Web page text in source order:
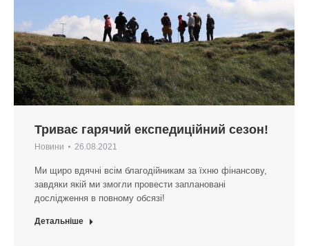
Триває гарячий експедиційний сезон!
Новини 26.08.2021
Ми щиро вдячні всім благодійникам за їхню фінансову,
завдяки якій ми змогли провести заплановані
дослідження в повному обсязі!
Детальніше